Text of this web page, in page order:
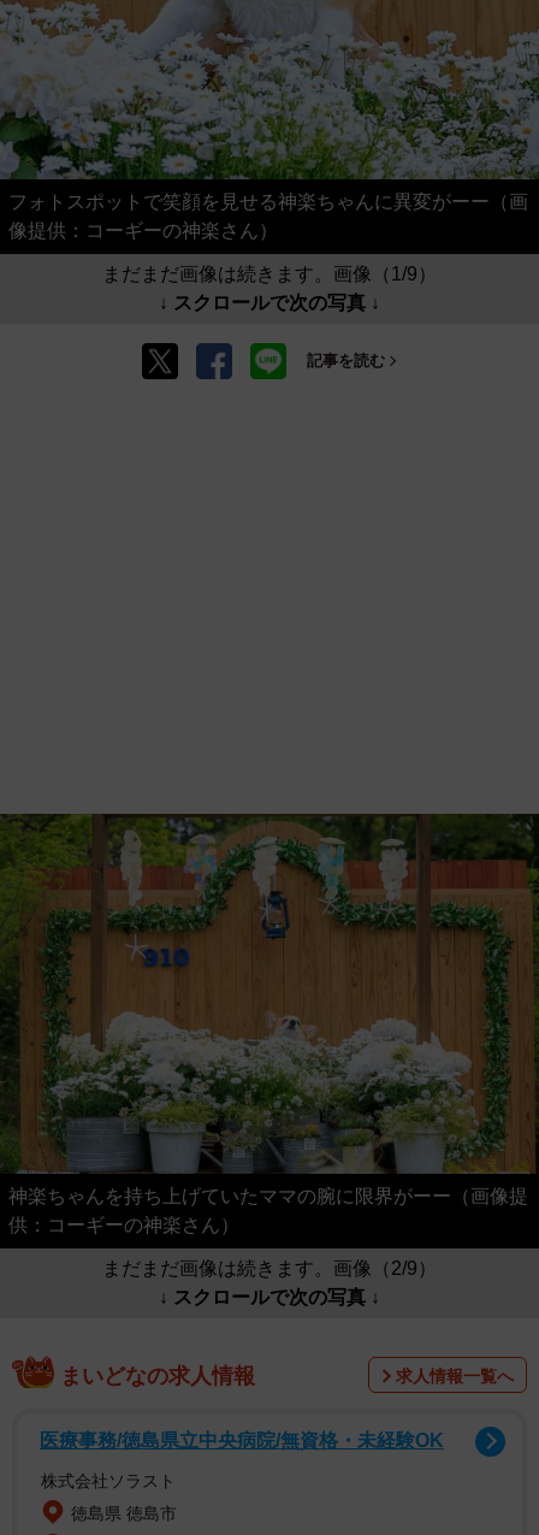
フォトスポットで笑顔を見せる神楽ちゃんに異変がーー（画
像提供：コーギーの神楽さん）
まだまだ画像は続きます。画像（1/9）
↓ スクロールで次の写真 ↓
記事を読む
神楽ちゃんを持ち上げていたママの腕に限界がーー（画像提
供：コーギーの神楽さん）
まだまだ画像は続きます。画像（2/9）
↓ スクロールで次の写真 ↓
まいどなの求人情報 求人情報一覧へ
医療事務/徳島県立中央病院/無資格・未経験OK
株式会社ソラスト
徳島県 徳島市